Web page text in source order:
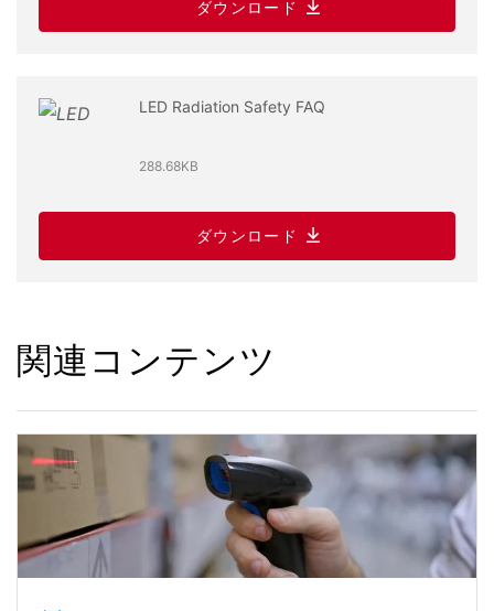
ダウンロード
LED Radiation Safety FAQ
288.68KB
ダウンロード
関連コンテンツ